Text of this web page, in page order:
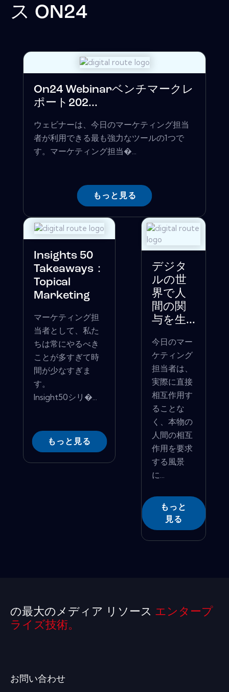
ス ON24
On24 Webinarベンチマークレ
ポート202...
ウェビナーは、今日のマーケティング担当
者が利用できる最も強力なツールの1つで
す。マーケティング担当�...
もっと見る
Insights 50
Takeaways：
Topical
Marketing
マーケティング担
当者として、私た
ちは常にやるべき
ことが多すぎて時
間が少なすぎま
す。
Insight50シリ�...
もっと見る
デジタ
ルの世
界で人
間の関
与を生...
今日のマー
ケティング
担当者は、
実際に直接
相互作用す
ることな
く、本物の
人間の相互
作用を要求
する風景
に...
もっと
見る
の最大のメディア リソース エンタープ
ライズ技術。
お問い合わせ